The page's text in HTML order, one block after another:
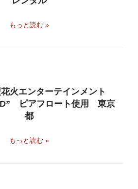
もっと読む »
火エンターテインメント
ピアフロート使用 東京
都
もっと読む »